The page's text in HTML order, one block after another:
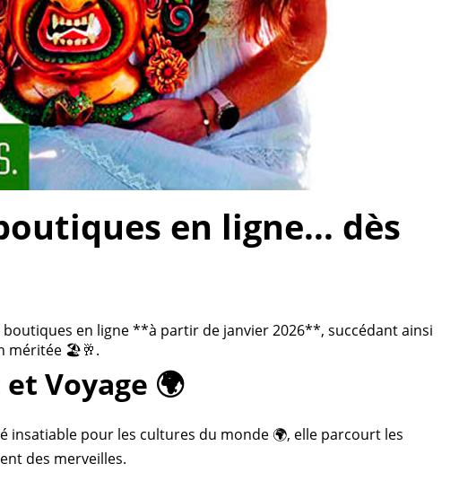
en ligne... dès
en ligne **à partir de janvier 2026**, succédant ainsi
méritée 🏖️🥂.
Voyage 🌍
pour les cultures du monde 🌍, elle parcourt les
des merveilles.